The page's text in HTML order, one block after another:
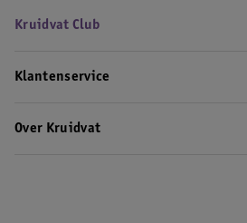
Kruidvat Club
Klantenservice
Over Kruidvat